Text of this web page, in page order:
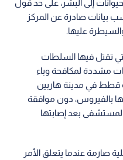
إلى البشر، على حد قول
بيانات صادرة عن المركز
عليها.
تقتل فيها السلطات
مشددة لمكافحة وباء
قطط في مدينة هاربين
بالفيروس، دون موافقة
بعد إصابتها
صارمة عندما يتعلق الأمر